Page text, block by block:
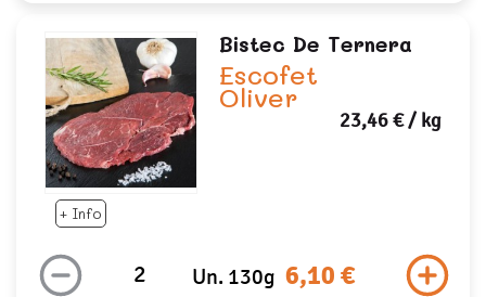
+ Info
Bistec De Ternera
Escofet
Oliver
23,46 €/ kg
Un. 130g 6,10 €